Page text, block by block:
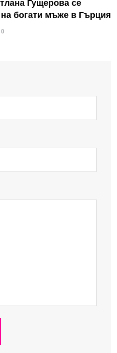
Гущерова се
богати мъже в Гърция